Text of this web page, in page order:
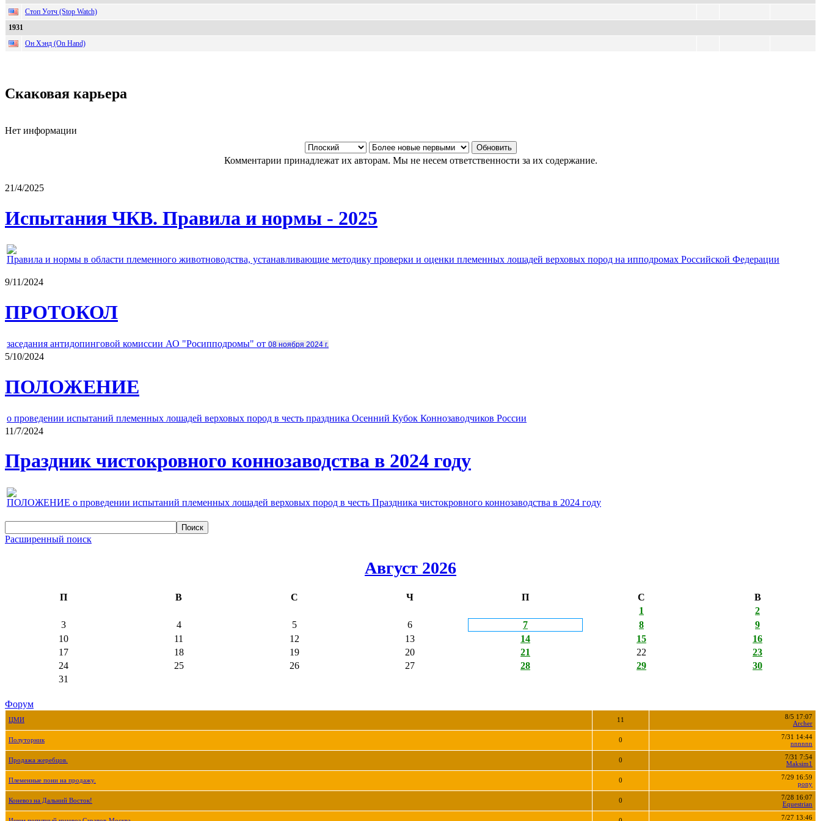
Стоп Уотч (Stop Watch)
1931
Он Хэнд (On Hand)
Скаковая карьера
Нет информации
Комментарии принадлежат их авторам. Мы не несем ответственности за их содержание.
21/4/2025
Испытания ЧКВ. Правила и нормы - 2025
Правила и нормы в области племенного животноводства, устанавливающие методику проверки и оценки племенных лошадей верховых пород на ипподромах Российской Федерации
9/11/2024
ПРОТОКОЛ
заседания антидопинговой комиссии АО "Росипподромы" от 08 ноября 2024 г.
5/10/2024
ПОЛОЖЕНИЕ
о проведении испытаний племенных лошадей верховых пород в честь праздника Осенний Кубок Коннозаводчиков России
11/7/2024
Праздник чистокровного коннозаводства в 2024 году
ПОЛОЖЕНИЕ о проведении испытаний племенных лошадей верховых пород в честь Праздника чистокровного коннозаводства в 2024 году
Расширенный поиск
Август 2026
П В С Ч П С
В
1
2
3
4 5 6 7 8
9
10
11 12 13 14 15
16
17
18 19 20 21 22
23
24
25 26 27 28 29
30
31
Форум
ЦМИ 11
8/5 17:07
Archer
Полуторник 0
7/31 14:44
nnnnnn
Продажа жеребцов. 0
7/31 7:54
Maksim1
Племенные пони на продажу. 0
7/29 16:59
pony
Коневоз на Дальний Восток! 0
7/28 16:07
Equestrian
7/27 13:46